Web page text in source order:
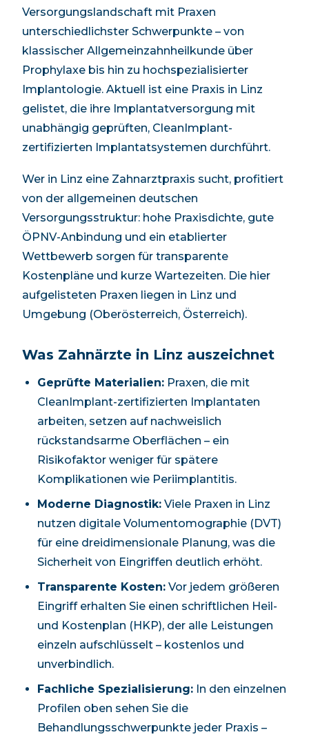
Versorgungslandschaft mit Praxen
unterschiedlichster Schwerpunkte – von
klassischer Allgemeinzahnheilkunde über
Prophylaxe bis hin zu hochspezialisierter
Implantologie. Aktuell ist eine Praxis in Linz
gelistet, die ihre Implantatversorgung mit
unabhängig geprüften, CleanImplant-
zertifizierten Implantatsystemen durchführt.
Wer in Linz eine Zahnarztpraxis sucht, profitiert
von der allgemeinen deutschen
Versorgungsstruktur: hohe Praxisdichte, gute
ÖPNV-Anbindung und ein etablierter
Wettbewerb sorgen für transparente
Kostenpläne und kurze Wartezeiten. Die hier
aufgelisteten Praxen liegen in Linz und
Umgebung (Oberösterreich, Österreich).
Was Zahnärzte in Linz auszeichnet
Geprüfte Materialien: Praxen, die mit
CleanImplant-zertifizierten Implantaten
arbeiten, setzen auf nachweislich
rückstandsarme Oberflächen – ein
Risikofaktor weniger für spätere
Komplikationen wie Periimplantitis.
Moderne Diagnostik: Viele Praxen in Linz
nutzen digitale Volumentomographie (DVT)
für eine dreidimensionale Planung, was die
Sicherheit von Eingriffen deutlich erhöht.
Transparente Kosten: Vor jedem größeren
Eingriff erhalten Sie einen schriftlichen Heil-
und Kostenplan (HKP), der alle Leistungen
einzeln aufschlüsselt – kostenlos und
unverbindlich.
Fachliche Spezialisierung: In den einzelnen
Profilen oben sehen Sie die
Behandlungsschwerpunkte jeder Praxis –